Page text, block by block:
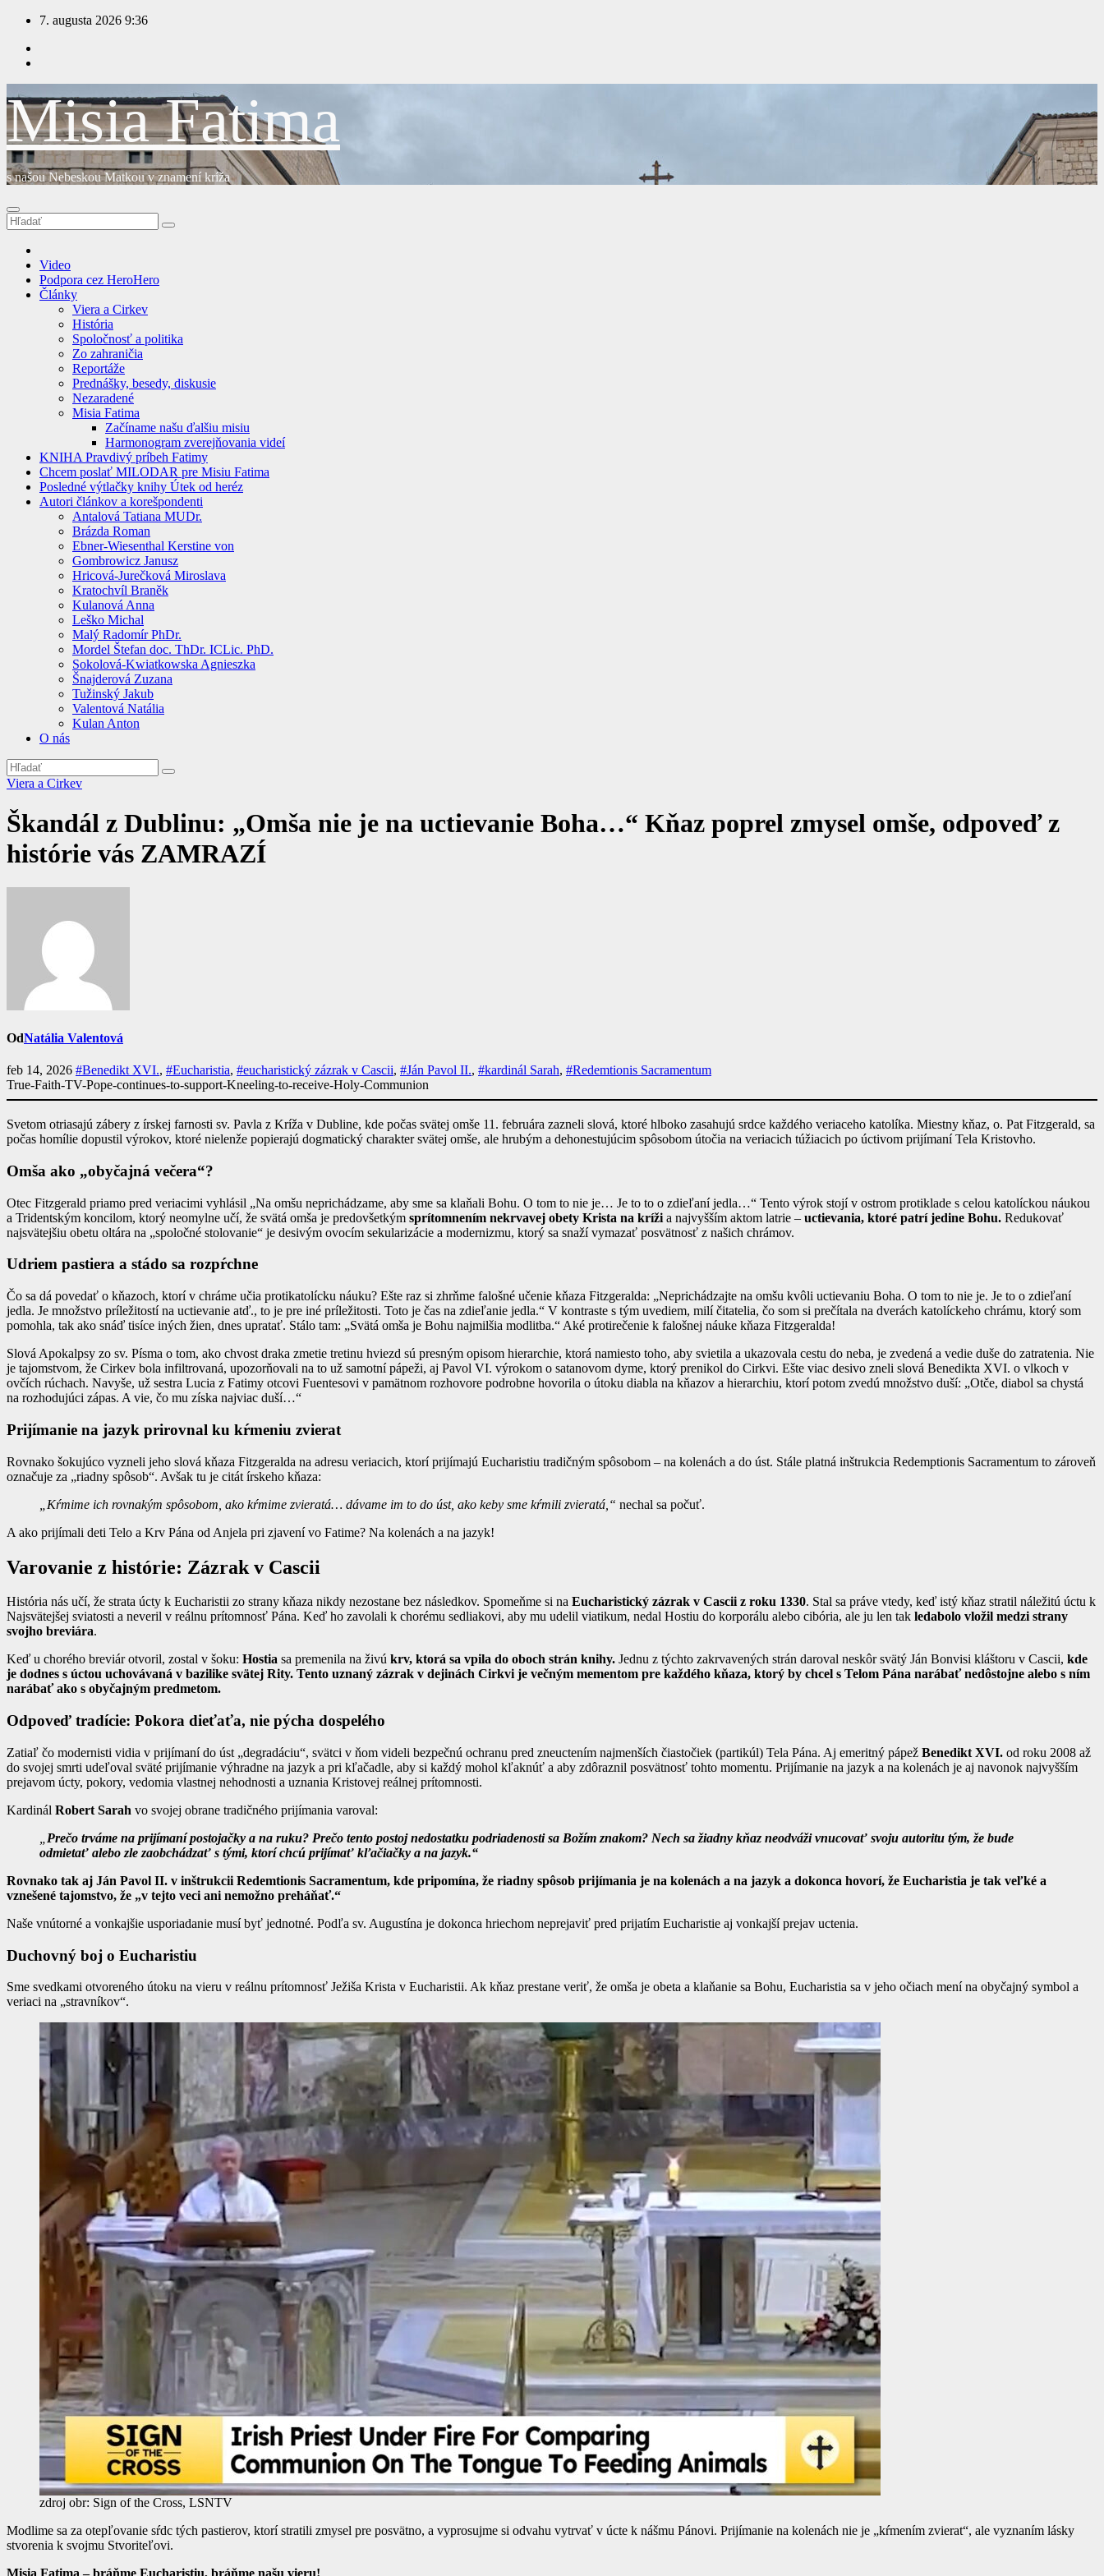
Prejsť
obsah
7. augusta 2026 9:36
Misia Fatima
s našou Nebeskou Matkou v znamení kríža
Video
Podpora cez HeroHero
Články
Viera a Cirkev
História
Spoločnosť a politika
Zo zahraničia
Reportáže
Prednášky, besedy, diskusie
Nezaradené
Misia Fatima
Začíname našu ďalšiu misiu
Harmonogram zverejňovania videí
KNIHA Pravdivý príbeh Fatimy
Chcem poslať MILODAR pre Misiu Fatima
Posledné výtlačky knihy Útek od heréz
Autori článkov a korešpondenti
Antalová Tatiana MUDr.
Brázda Roman
Ebner-Wiesenthal Kerstine von
Gombrowicz Janusz
Hricová-Jurečková Miroslava
Kratochvíl Braněk
Kulanová Anna
Leško Michal
Malý Radomír PhDr.
Mordel Štefan doc. ThDr. ICLic. PhD.
Sokolová-Kwiatkowska Agnieszka
Šnajderová Zuzana
Tužinský Jakub
Valentová Natália
Kulan Anton
O nás
Viera a Cirkev
Škandál z Dublinu: „Omša nie je na uctievanie Boha…“ Kňaz poprel zmysel omše, odpoveď z
histórie vás ZAMRAZÍ
OdNatália Valentová
feb 14, 2026 #Benedikt XVI., #Eucharistia, #eucharistický zázrak v Cascii, #Ján Pavol II., #kardinál Sarah, #Redemtionis Sacramentum
True-Faith-TV-Pope-continues-to-support-Kneeling-to-receive-Holy-Communion
Svetom otriasajú zábery z írskej farnosti sv. Pavla z Kríža v Dubline, kde počas svätej omše 11. februára zazneli slová, ktoré hlboko zasahujú srdce každého veriaceho katolíka. Miestny kňaz, o. Pat Fitzgerald, sa
počas homílie dopustil výrokov, ktoré nielenže popierajú dogmatický charakter svätej omše, ale hrubým a dehonestujúcim spôsobom útočia na veriacich túžiacich po úctivom prijímaní Tela Kristovho.
Omša ako „obyčajná večera“?
Otec Fitzgerald priamo pred veriacimi vyhlásil „Na omšu neprichádzame, aby sme sa klaňali Bohu. O tom to nie je… Je to to o zdieľaní jedla…“ Tento výrok stojí v ostrom protiklade s celou katolíckou náukou
a Tridentským koncilom, ktorý neomylne učí, že svätá omša je predovšetkým sprítomnením nekrvavej obety Krista na kríži a najvyšším aktom latrie – uctievania, ktoré patrí jedine Bohu. Redukovať
najsvätejšiu obetu oltára na „spoločné stolovanie“ je desivým ovocím sekularizácie a modernizmu, ktorý sa snaží vymazať posvätnosť z našich chrámov.
Udriem pastiera a stádo sa rozpŕchne
Čo sa dá povedať o kňazoch, ktorí v chráme učia protikatolícku náuku? Ešte raz si zhrňme falošné učenie kňaza Fitzgeralda: „Neprichádzajte na omšu kvôli uctievaniu Boha. O tom to nie je. Je to o zdieľaní
jedla. Je množstvo príležitostí na uctievanie atď., to je pre iné príležitosti. Toto je čas na zdieľanie jedla.“ V kontraste s tým uvediem, milí čitatelia, čo som si prečítala na dverách katolíckeho chrámu, ktorý som
pomohla, tak ako snáď tisíce iných žien, dnes upratať. Stálo tam: „Svätá omša je Bohu najmilšia modlitba.“ Aké protirečenie k falošnej náuke kňaza Fitzgeralda!
Slová Apokalpsy zo sv. Písma o tom, ako chvost draka zmetie tretinu hviezd sú presným opisom hierarchie, ktorá namiesto toho, aby svietila a ukazovala cestu do neba, je zvedená a vedie duše do zatratenia. Nie
je tajomstvom, že Cirkev bola infiltrovaná, upozorňovali na to už samotní pápeži, aj Pavol VI. výrokom o satanovom dyme, ktorý prenikol do Cirkvi. Ešte viac desivo zneli slová Benedikta XVI. o vlkoch v
ovčích rúchach. Navyše, už sestra Lucia z Fatimy otcovi Fuentesovi v pamätnom rozhovore podrobne hovorila o útoku diabla na kňazov a hierarchiu, ktorí potom zvedú množstvo duší: „Otče, diabol sa chystá
na rozhodujúci zápas. A vie, čo mu získa najviac duší…“
Prijímanie na jazyk prirovnal ku kŕmeniu zvierat
Rovnako šokujúco vyzneli jeho slová kňaza Fitzgeralda na adresu veriacich, ktorí prijímajú Eucharistiu tradičným spôsobom – na kolenách a do úst. Stále platná inštrukcia Redemptionis Sacramentum to zároveň
označuje za „riadny spôsob“. Avšak tu je citát írskeho kňaza:
„Kŕmime ich rovnakým spôsobom, ako kŕmime zvieratá… dávame im to do úst, ako keby sme kŕmili zvieratá,“ nechal sa počuť.
A ako prijímali deti Telo a Krv Pána od Anjela pri zjavení vo Fatime? Na kolenách a na jazyk!
Varovanie z histórie: Zázrak v Cascii
História nás učí, že strata úcty k Eucharistii zo strany kňaza nikdy nezostane bez následkov. Spomeňme si na Eucharistický zázrak v Cascii z roku 1330. Stal sa práve vtedy, keď istý kňaz stratil náležitú úctu k
Najsvätejšej sviatosti a neveril v reálnu prítomnosť Pána. Keď ho zavolali k chorému sedliakovi, aby mu udelil viatikum, nedal Hostiu do korporálu alebo cibória, ale ju len tak ledabolo vložil medzi strany
svojho breviára.
Keď u chorého breviár otvoril, zostal v šoku: Hostia sa premenila na živú krv, ktorá sa vpila do oboch strán knihy. Jednu z týchto zakrvavených strán daroval neskôr svätý Ján Bonvisi kláštoru v Cascii, kde
je dodnes s úctou uchovávaná v bazilike svätej Rity. Tento uznaný zázrak v dejinách Cirkvi je večným mementom pre každého kňaza, ktorý by chcel s Telom Pána narábať nedôstojne alebo s ním
narábať ako s obyčajným predmetom.
Odpoveď tradície: Pokora dieťaťa, nie pýcha dospelého
Zatiaľ čo modernisti vidia v prijímaní do úst „degradáciu“, svätci v ňom videli bezpečnú ochranu pred zneuctením najmenších čiastočiek (partikúl) Tela Pána. Aj emeritný pápež Benedikt XVI. od roku 2008 až
do svojej smrti udeľoval sväté prijímanie výhradne na jazyk a pri kľačadle, aby si každý mohol kľaknúť a aby zdôraznil posvätnosť tohto momentu. Prijímanie na jazyk a na kolenách je aj navonok najvyšším
prejavom úcty, pokory, vedomia vlastnej nehodnosti a uznania Kristovej reálnej prítomnosti.
Kardinál Robert Sarah vo svojej obrane tradičného prijímania varoval:
Prečo trváme na prijímaní postojačky a na ruku? Prečo tento postoj nedostatku podriadenosti sa Božím znakom? Nech sa žiadny kňaz neodváži vnucovať svoju autoritu tým, že bude
odmietať alebo zle zaobchádzať s tými, ktorí chcú prijímať kľačiačky a na jazyk.“
Rovnako tak aj Ján Pavol II. v inštrukcii Redemtionis Sacramentum, kde pripomína, že riadny spôsob prijímania je na kolenách a na jazyk a dokonca hovorí, že Eucharistia je tak veľké a
vznešené tajomstvo, že „v tejto veci ani nemožno preháňať.“
Naše vnútorné a vonkajšie usporiadanie musí byť jednotné. Podľa sv. Augustína je dokonca hriechom neprejaviť pred prijatím Eucharistie aj vonkajší prejav uctenia.
Duchovný boj o Eucharistiu
Sme svedkami otvoreného útoku na vieru v reálnu prítomnosť Ježiša Krista v Eucharistii. Ak kňaz prestane veriť, že omša je obeta a klaňanie sa Bohu, Eucharistia sa v jeho očiach mení na obyčajný symbol a
veriaci na „stravníkov“.
zdroj obr: Sign of the Cross, LSNTV
Modlime sa za otepľovanie sŕdc tých pastierov, ktorí stratili zmysel pre posvätno, a vyprosujme si odvahu vytrvať v úcte k nášmu Pánovi. Prijímanie na kolenách nie je „kŕmením zvierat“, ale vyznaním lásky
stvorenia k svojmu Stvoriteľovi.